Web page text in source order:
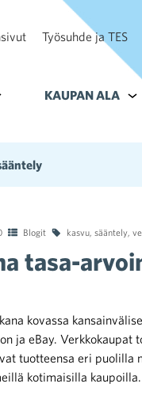
Työsuhde ja TES
kohteelle
KAUPAN ALA
Blogit kasvu, sääntely,
tasa-
kovassa
ja eBay.
tuotteensa eri puolilla
kotimaisilla